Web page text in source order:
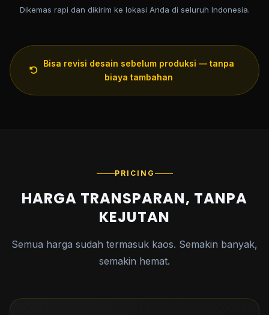
Dikemas rapi dan dikirim ke lokasi Anda di seluruh Indonesia.
Bisa revisi desain sebelum produksi — tanpa
biaya tambahan
PRICING
HARGA TRANSPARAN, TANPA
KEJUTAN
Semua harga sudah termasuk kaos. Semakin banyak,
semakin hemat.